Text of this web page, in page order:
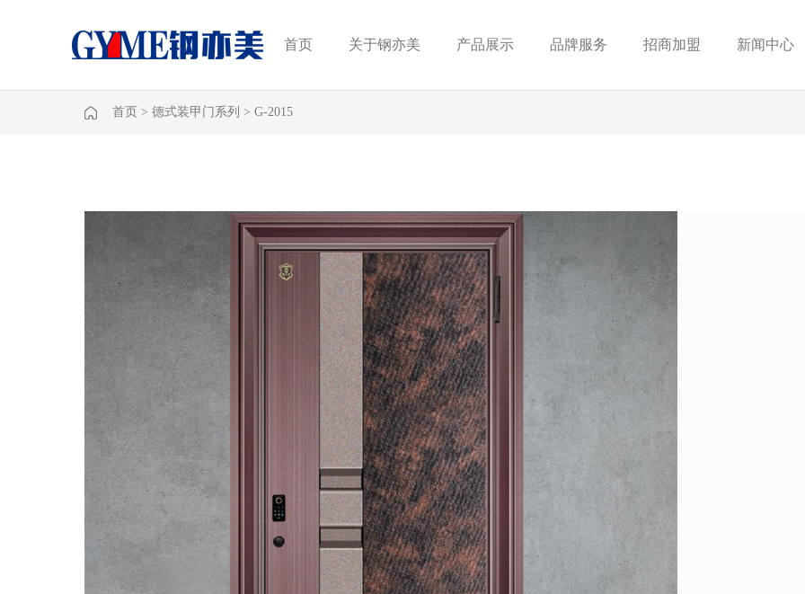
首页 关于钢亦美 产品展示 品牌服务 招商加盟 新闻中心
首页 > 德式装甲门系列 > G-2015